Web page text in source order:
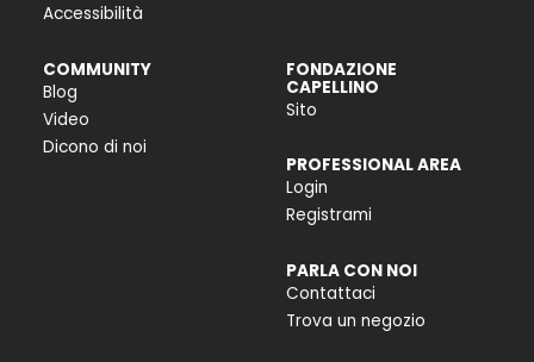
Accessibilità
COMMUNITY
Blog
Video
Dicono di noi
FONDAZIONE
CAPELLINO
Sito
PROFESSIONAL AREA
Login
Registrami
PARLA CON NOI
Contattaci
Trova un negozio